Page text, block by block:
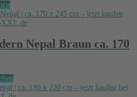
Nepal Braun ca. 170